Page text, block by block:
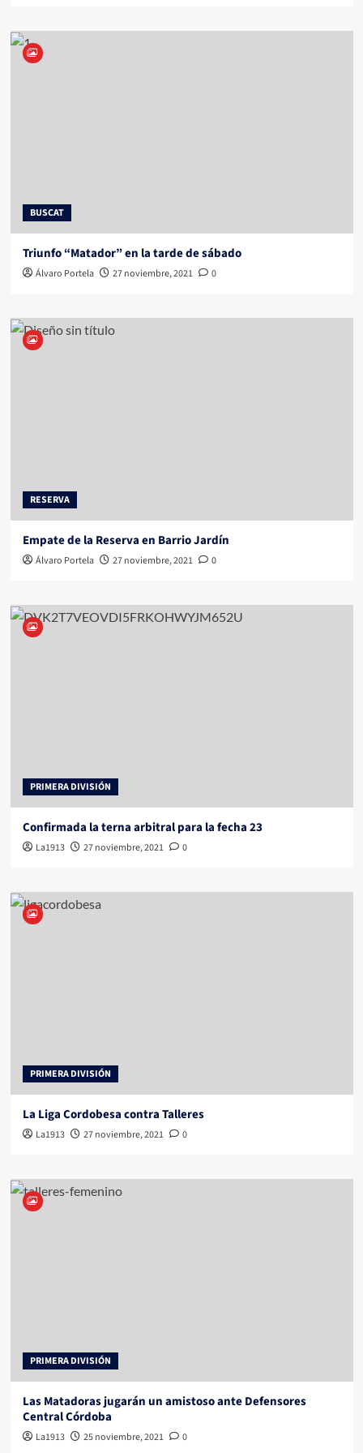
BUSCAT
Triunfo “Matador” en la tarde de sábado
Álvaro Portela 27 noviembre, 2021 0
RESERVA
Empate de la Reserva en Barrio Jardín
Álvaro Portela 27 noviembre, 2021 0
PRIMERA DIVISIÓN
Confirmada la terna arbitral para la fecha 23
La1913 27 noviembre, 2021 0
PRIMERA DIVISIÓN
La Liga Cordobesa contra Talleres
La1913 27 noviembre, 2021 0
PRIMERA DIVISIÓN
Las Matadoras jugarán un amistoso ante Defensores
Central Córdoba
La1913 25 noviembre, 2021 0